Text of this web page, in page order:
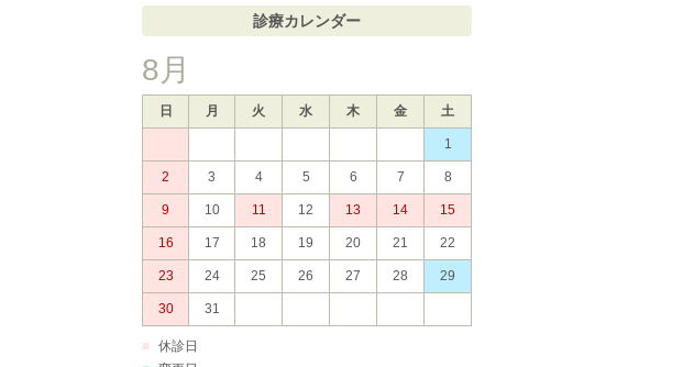
診療カレンダー
8月
日 月 火 水 木 金 土
1
2 3 4 5 6 7 8
9 10 11 12 13 14 15
16 17 18 19 20 21 22
23 24 25 26 27 28 29
30 31
■
休診日